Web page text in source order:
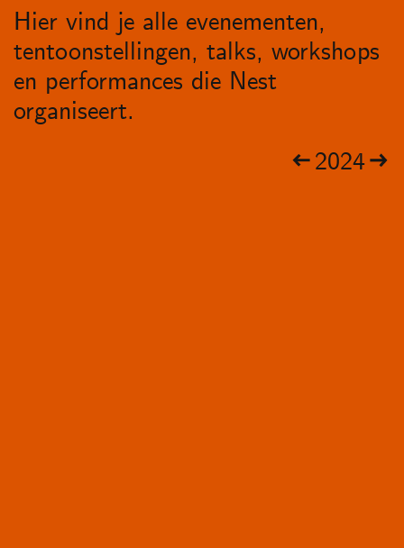
Hier vind je alle evenementen,
tentoonstellingen, talks, workshops
en performances die Nest
organiseert.
2024